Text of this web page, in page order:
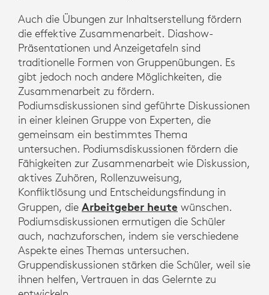
Auch die Übungen zur Inhaltserstellung fördern
die effektive Zusammenarbeit. Diashow-
Präsentationen und Anzeigetafeln sind
traditionelle Formen von Gruppenübungen. Es
gibt jedoch noch andere Möglichkeiten, die
Zusammenarbeit zu fördern.
Podiumsdiskussionen sind geführte Diskussionen
in einer kleinen Gruppe von Experten, die
gemeinsam ein bestimmtes Thema
untersuchen. Podiumsdiskussionen fördern die
Fähigkeiten zur Zusammenarbeit wie Diskussion,
aktives Zuhören, Rollenzuweisung,
Konfliktlösung und Entscheidungsfindung in
Gruppen, die Arbeitgeber heute wünschen.
Podiumsdiskussionen ermutigen die Schüler
auch, nachzuforschen, indem sie verschiedene
Aspekte eines Themas untersuchen.
Gruppendiskussionen stärken die Schüler, weil sie
ihnen helfen, Vertrauen in das Gelernte zu